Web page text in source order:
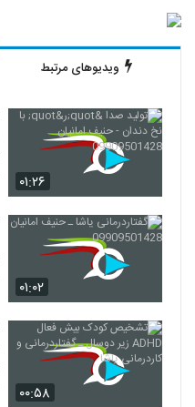
ویدیوهای مرتبط
۰۱:۲۶
۰۱:۰۲
۰۰:۵۸